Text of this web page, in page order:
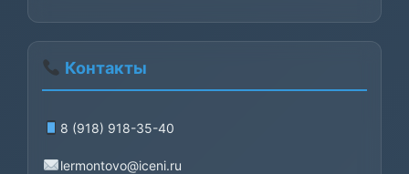
Контакты
8 (918) 918-35-40
lermontovo@iceni.ru